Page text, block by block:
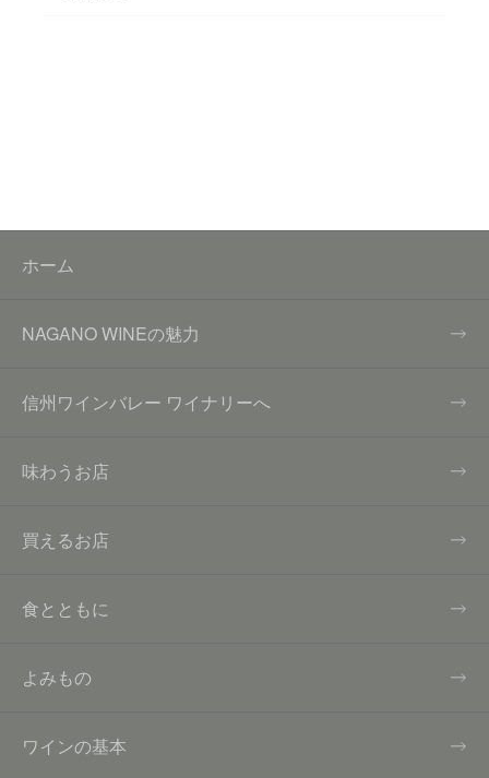
ホーム
NAGANO WINEの魅力
信州ワインバレー ワイナリーへ
味わうお店
買えるお店
食とともに
よみもの
ワインの基本